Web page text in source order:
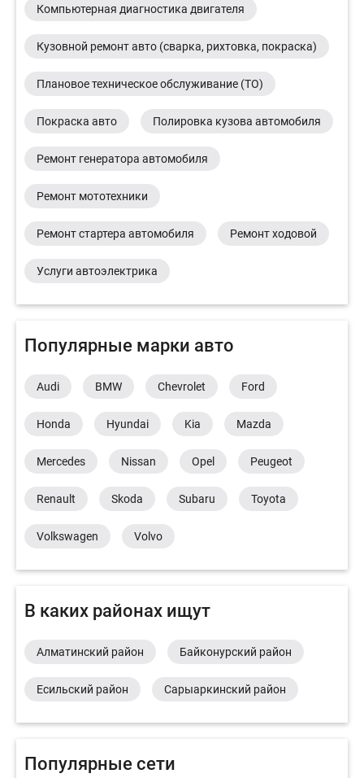
Компьютерная диагностика двигателя
Кузовной ремонт авто (сварка, рихтовка, покраска)
Плановое техническое обслуживание (ТО)
Покраска авто Полировка кузова автомобиля
Ремонт генератора автомобиля
Ремонт мототехники
Ремонт стартера автомобиля Ремонт ходовой
Услуги автоэлектрика
Популярные марки авто
Audi BMW Chevrolet Ford
Honda Hyundai Kia Mazda
Mercedes Nissan Opel Peugeot
Renault Skoda Subaru Toyota
Volkswagen Volvo
В каких районах ищут
Алматинский район Байконурский район
Есильский район Сарыаркинский район
Популярные сети